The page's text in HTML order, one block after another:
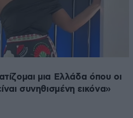
μια Ελλάδα όπου οι
συνηθισμένη εικόνα»